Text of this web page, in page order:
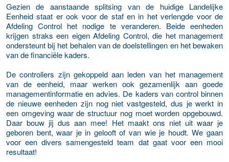
Gezien de aanstaande splitsing van de huidige Landelijke
Eenheid staat er ook voor de staf en in het verlengde voor de
Afdeling Control het nodige te veranderen. Beide eenheden
krijgen straks een eigen Afdeling Control, die het management
ondersteunt bij het behalen van de doelstellingen en het bewaken
van de financiële kaders.
De controllers zijn gekoppeld aan leden van het management
van de eenheid, maar werken ook gezamenlijk aan goede
managementinformatie en advies. De kaders van control binnen
de nieuwe eenheden zijn nog niet vastgesteld, dus je werkt in
een omgeving waar de structuur nog moet worden opgebouwd.
Daar bouw jij dus aan mee! Het maakt ons niet uit waar je
geboren bent, waar je in gelooft of van wie je houdt. We gaan
voor een divers samengesteld team dat gaat voor een mooi
resultaat!